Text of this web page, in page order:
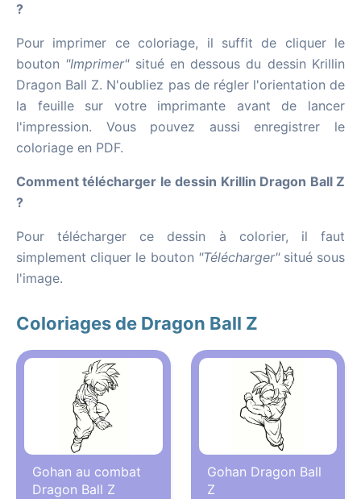
?
Pour imprimer ce coloriage, il suffit de cliquer le
bouton "Imprimer"situé en dessous du dessin Krillin
Dragon Ball Z. N'oubliez pas de régler l'orientation de
la feuille sur votre imprimante avant de lancer
l'impression. Vous pouvez aussi enregistrer le
coloriage en PDF.
Comment télécharger le dessin Krillin Dragon Ball Z
?
Pour télécharger ce dessin à colorier, il faut
simplement cliquer le bouton "Télécharger"situé sous
l'image.
Coloriages de Dragon Ball Z
Gohan au combat
Dragon Ball Z
Gohan Dragon Ball
Z